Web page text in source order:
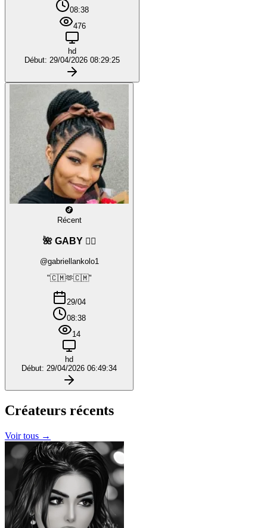
08:38
476
hd
Début: 29/04/2026 08:29:25
Récent
🌺 GABY ❤️‍🔥
@gabriellankolo1
"🇨🇲🫶🇨🇲"
29/04
08:38
14
hd
Début: 29/04/2026 06:49:34
Créateurs récents
Voir tous →